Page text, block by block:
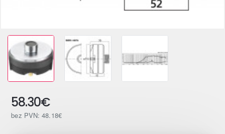
58.30€
bez PVN: 48.18€